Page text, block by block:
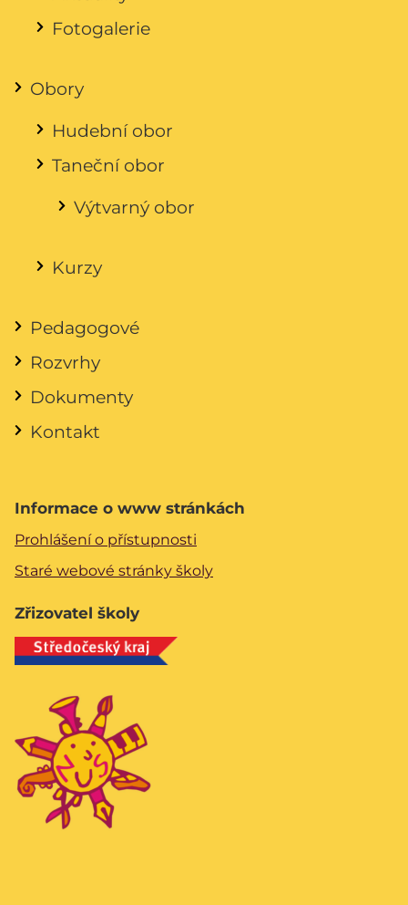
Fotogalerie
Obory
Hudební obor
Taneční obor
Výtvarný obor
Kurzy
Pedagogové
Rozvrhy
Dokumenty
Kontakt
Informace o www stránkách
Prohlášení o přístupnosti
Staré webové stránky školy
Zřizovatel školy